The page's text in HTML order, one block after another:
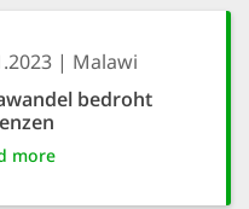
Malawi
bedroht
more